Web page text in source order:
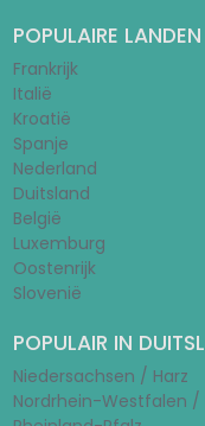
POPULAIRE LANDEN
Frankrijk
Italië
Kroatië
Spanje
Nederland
Duitsland
België
Luxemburg
Oostenrijk
Slovenië
POPULAIR IN
Niedersachsen / Harz
Nordrhein-Westfalen /